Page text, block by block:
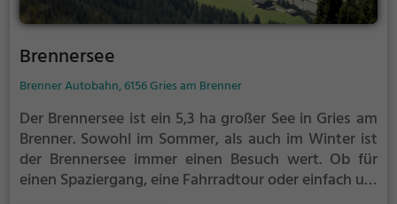
Brennersee
Brenner Autobahn, 6156 Gries am Brenner
Der Brennersee ist ein 5,3 ha großer See in Gries am
Brenner. Sowohl im Sommer, als auch im Winter ist
der Brennersee immer einen Besuch wert. Ob für
einen Spaziergang, eine Fahrradtour oder einfach um